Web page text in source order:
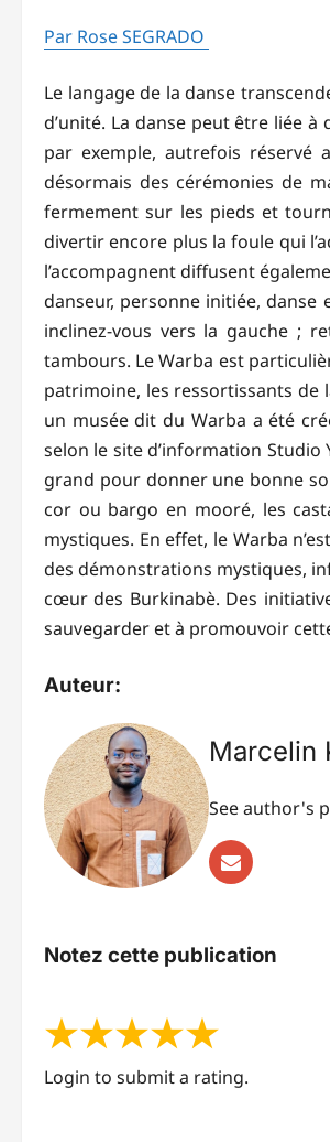
Par Rose SEGRADO
Le langage de la danse
d’unité. La danse peut être liée
par exemple, autrefois réservé
désormais des cérémonies de
fermement sur les pieds et
divertir encore plus la foule qui
l’accompagnent diffusent
danseur, personne initiée, danse
inclinez-vous vers la gauche ;
tambours. Le Warba est
patrimoine, les ressortissants de
un musée dit du Warba a été
selon le site d’information
grand pour donner une bonne
cor ou bargo en mooré, les
mystiques. En effet, le Warba
des démonstrations mystiques,
cœur des Burkinabè. Des
sauvegarder et à promouvoir
Auteur:
Marcelin
See author's
Notez cette publication
★★★★★
Login to submit a rating.